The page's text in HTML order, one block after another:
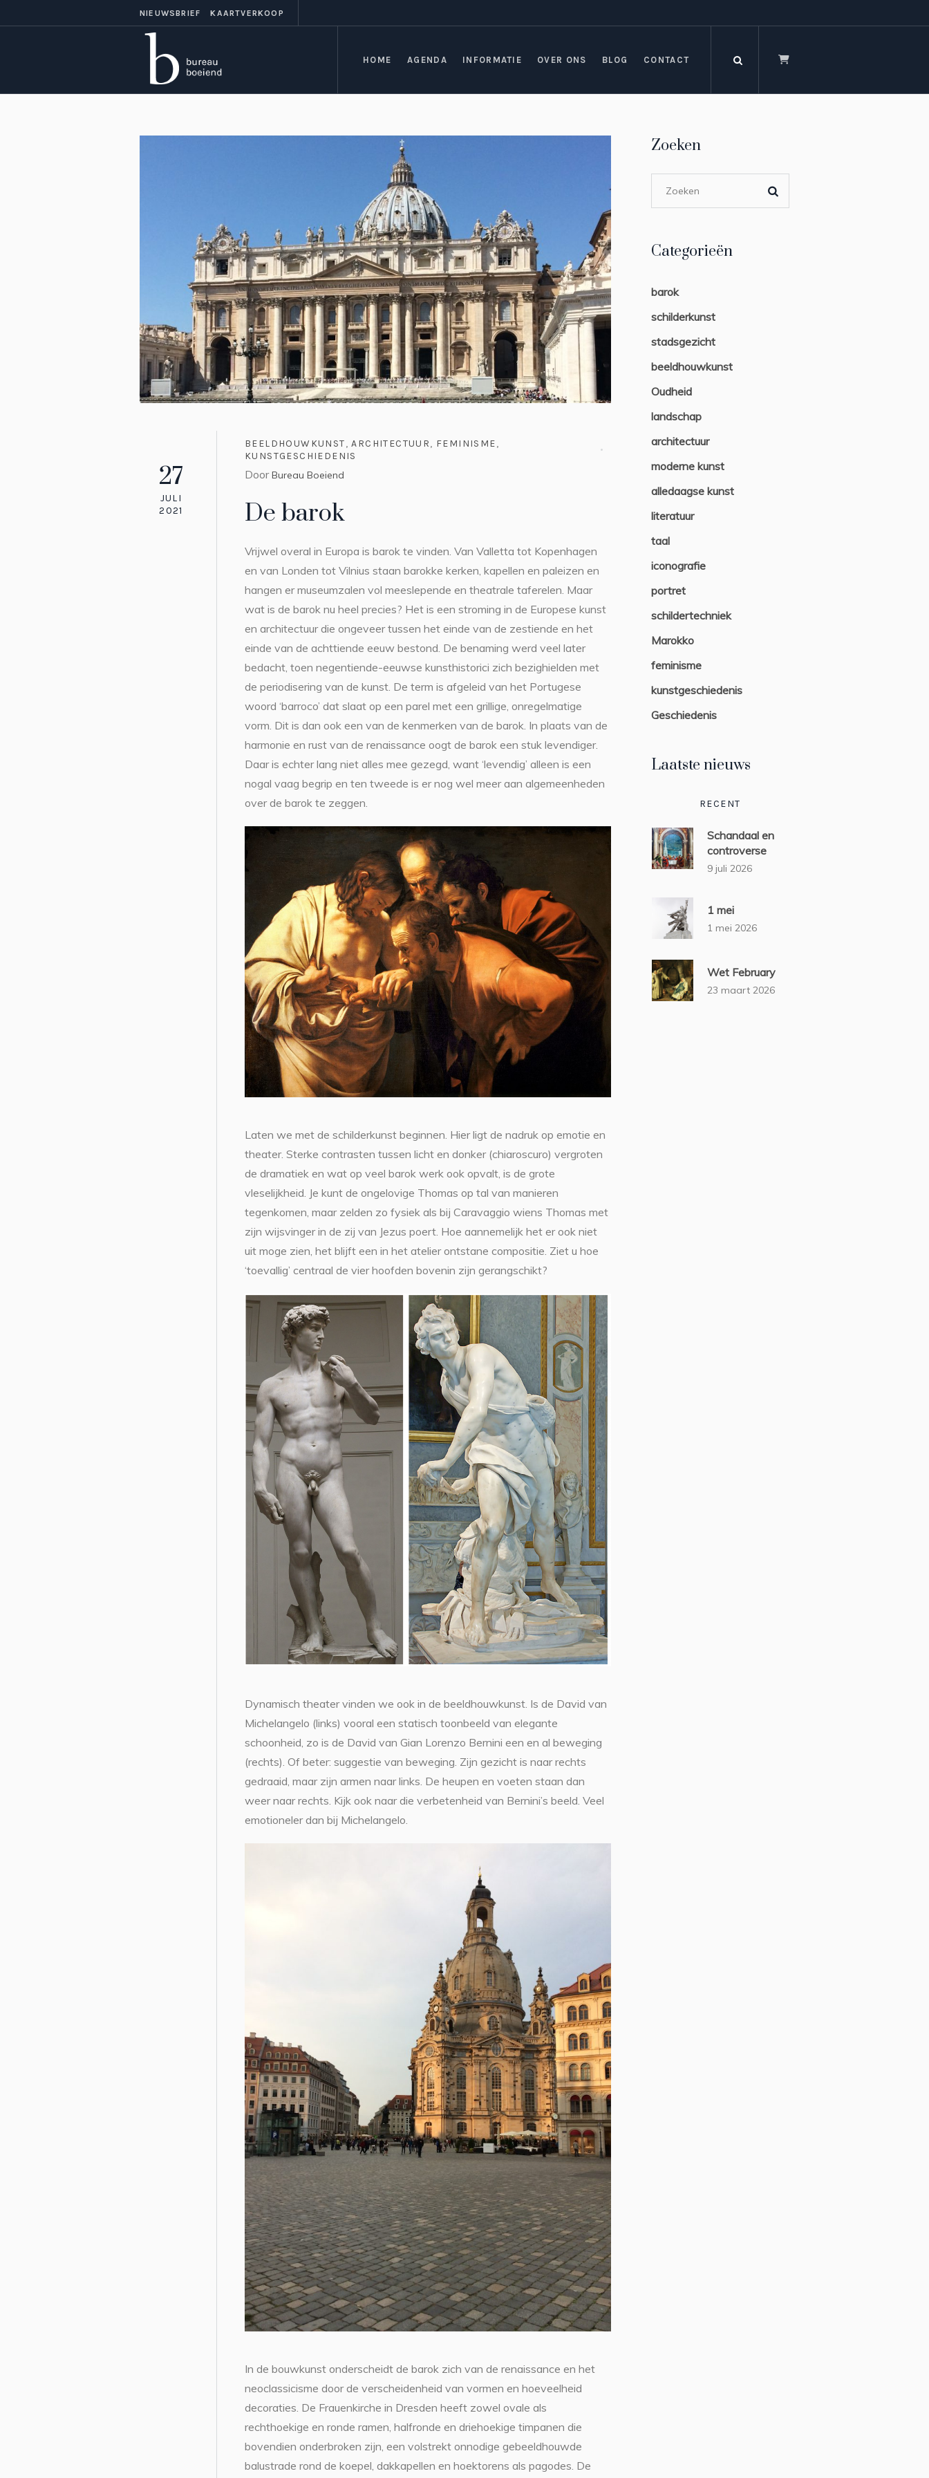
NIEUWSBRIEF KAARTVERKOOP
HOME AGENDA INFORMATIE OVER ONS BLOG CONTACT
27
JULI
2021
BEELDHOUWKUNST,ARCHITECTUUR, FEMINISME,
KUNSTGESCHIEDENIS
DoorBureau Boeiend
De barok
Vrijwel overal in Europa is barok te vinden. Van Valletta tot Kopenhagen
en van Londen tot Vilnius staan barokke kerken, kapellen en paleizen en
hangen er museumzalen vol meeslepende en theatrale taferelen. Maar
wat is de barok nu heel precies? Het is een stroming in de Europese kunst
en architectuur die ongeveer tussen het einde van de zestiende en het
einde van de achttiende eeuw bestond. De benaming werd veel later
bedacht, toen negentiende-eeuwse kunsthistorici zich bezighielden met
de periodisering van de kunst. De term is afgeleid van het Portugese
woord ‘barroco’ dat slaat op een parel met een grillige, onregelmatige
vorm. Dit is dan ook een van de kenmerken van de barok. In plaats van de
harmonie en rust van de renaissance oogt de barok een stuk levendiger.
Daar is echter lang niet alles mee gezegd, want ‘levendig’ alleen is een
nogal vaag begrip en ten tweede is er nog wel meer aan algemeenheden
over de barok te zeggen.
Laten we met de schilderkunst beginnen. Hier ligt de nadruk op emotie en
theater. Sterke contrasten tussen licht en donker (chiaroscuro) vergroten
de dramatiek en wat op veel barok werk ook opvalt, is de grote
vleselijkheid. Je kunt de ongelovige Thomas op tal van manieren
tegenkomen, maar zelden zo fysiek als bij Caravaggio wiens Thomas met
zijn wijsvinger in de zij van Jezus poert. Hoe aannemelijk het er ook niet
uit moge zien, het blijft een in het atelier ontstane compositie. Ziet u hoe
‘toevallig’ centraal de vier hoofden bovenin zijn gerangschikt?
Dynamisch theater vinden we ook in de beeldhouwkunst. Is de David van
Michelangelo (links) vooral een statisch toonbeeld van elegante
schoonheid, zo is de David van Gian Lorenzo Bernini een en al beweging
(rechts). Of beter: suggestie van beweging. Zijn gezicht is naar rechts
gedraaid, maar zijn armen naar links. De heupen en voeten staan dan
weer naar rechts. Kijk ook naar die verbetenheid van Bernini’s beeld. Veel
emotioneler dan bij Michelangelo.
In de bouwkunst onderscheidt de barok zich van de renaissance en het
neoclassicisme door de verscheidenheid van vormen en hoeveelheid
decoraties. De Frauenkirche in Dresden heeft zowel ovale als
rechthoekige en ronde ramen, halfronde en driehoekige timpanen die
bovendien onderbroken zijn, een volstrekt onnodige gebeeldhouwde
balustrade rond de koepel, dakkapellen en hoektorens als pagodes. De
Zoeken
Categorieën
barok
schilderkunst
stadsgezicht
beeldhouwkunst
Oudheid
landschap
architectuur
moderne kunst
alledaagse kunst
literatuur
taal
iconografie
portret
schildertechniek
Marokko
feminisme
kunstgeschiedenis
Geschiedenis
Laatste nieuws
RECENT
Schandaal en
controverse
9 juli 2026
1 mei
1 mei 2026
Wet February
23 maart 2026